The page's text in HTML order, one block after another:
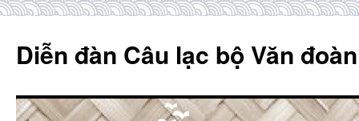
content
Diễn đàn Câu lạc bộ Văn